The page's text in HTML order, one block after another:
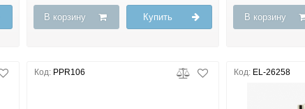
В корзину Купить В корзину
Код: PPR106 Код: EL-26258